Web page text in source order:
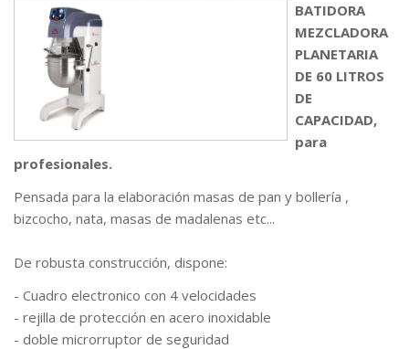
BATIDORA
MEZCLADORA
PLANETARIA
DE 60 LITROS
DE
CAPACIDAD,
para
profesionales.
Pensada para la elaboración masas de pan y bollería ,
bizcocho, nata, masas de madalenas etc...
De robusta construcción, dispone:
- Cuadro electronico con 4 velocidades
- rejilla de protección en acero inoxidable
- doble microrruptor de seguridad